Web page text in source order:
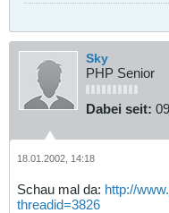
Sky
PHP Senior
Dabei seit:
18.01.2002, 14:18
Schau mal da: http://
threadid=3826